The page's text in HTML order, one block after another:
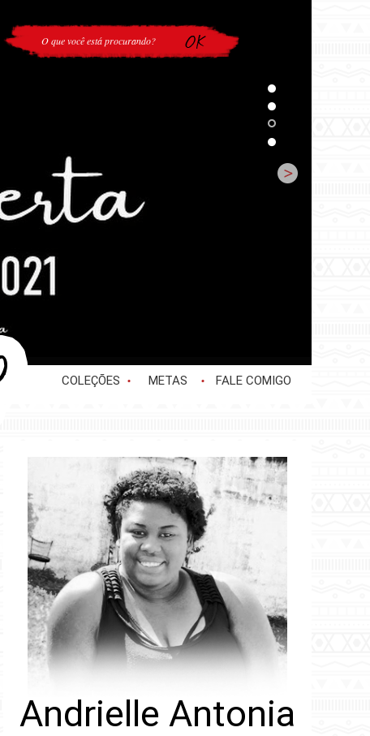
COLEÇÕES METAS FALE COMIGO
Andrielle Antonia